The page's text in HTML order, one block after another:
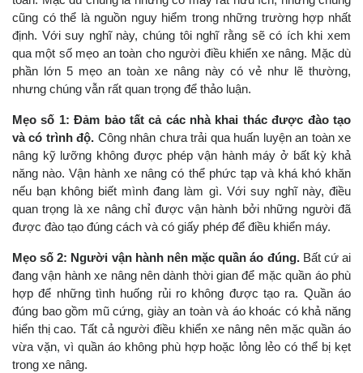
cũng có thể là nguồn nguy hiểm trong những trường hợp nhất
định. Với suy nghĩ này, chúng tôi nghĩ rằng sẽ có ích khi xem
qua một số mẹo an toàn cho người điều khiển xe nâng. Mặc dù
phần lớn 5 mẹo an toàn xe nâng này có vẻ như lẽ thường,
nhưng chúng vẫn rất quan trọng để thảo luận.
Mẹo số 1: Đảm bảo tất cả các nhà khai thác được đào tạo
và có trình độ. Công nhân chưa trải qua huấn luyện an toàn xe
nâng kỹ lưỡng không được phép vận hành máy ở bất kỳ khả
năng nào. Vận hành xe nâng có thể phức tạp và khá khó khăn
nếu bạn không biết mình đang làm gì. Với suy nghĩ này, điều
quan trọng là xe nâng chỉ được vận hành bởi những người đã
được đào tạo đúng cách và có giấy phép để điều khiển máy.
Mẹo số 2: Người vận hành nên mặc quần áo đúng. Bất cứ ai
đang vận hành xe nâng nên dành thời gian để mặc quần áo phù
hợp để những tình huống rủi ro không được tạo ra. Quần áo
đúng bao gồm mũ cứng, giày an toàn và áo khoác có khả năng
hiển thị cao. Tất cả người điều khiển xe nâng nên mặc quần áo
vừa vặn, vì quần áo không phù hợp hoặc lỏng lẻo có thể bị kẹt
trong xe nâng.